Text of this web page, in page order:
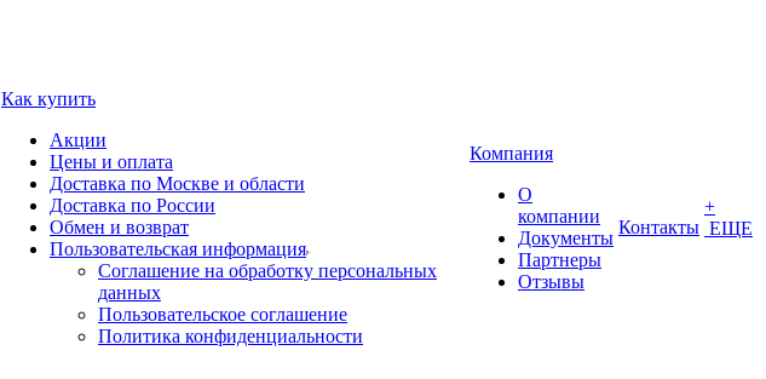
Как купить
Акции
Цены и оплата
Доставка по Москве и области
Доставка по России
Обмен и возврат
Пользовательская информация
Соглашение на обработку персональных
данных
Пользовательское соглашение
Политика конфиденциальности
Компания
О
компании
Документы
Партнеры
Отзывы
Контакты
+
ЕЩЕ